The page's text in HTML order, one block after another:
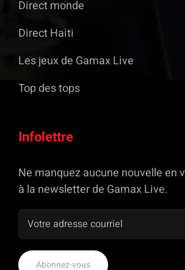
Direct monde
Direct Haiti
Les jeux de Gamax Live
Top des tops
Infolettre
Ne manquez aucune nouvelle en
à la newsletter de Gamax Live.